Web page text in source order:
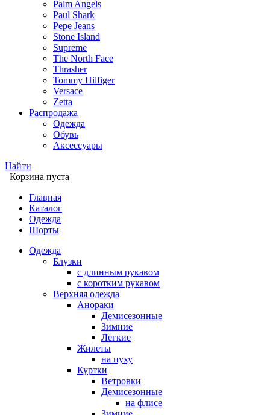
Palm Angels
Paul Shark
Pepe Jeans
Stone Island
Supreme
The North Face
Thrasher
Tommy Hilfiger
Versace
Zetta
Распродажа
Одежда
Обувь
Аксессуары
Найти
Корзина пуста
Главная
Каталог
Одежда
Шорты
Одежда
Блузки
с длинным рукавом
с коротким рукавом
Верхняя одежда
Анораки
Демисезонные
Зимние
Легкие
Жилеты
на пуху
Куртки
Ветровки
Демисезонные
на флисе